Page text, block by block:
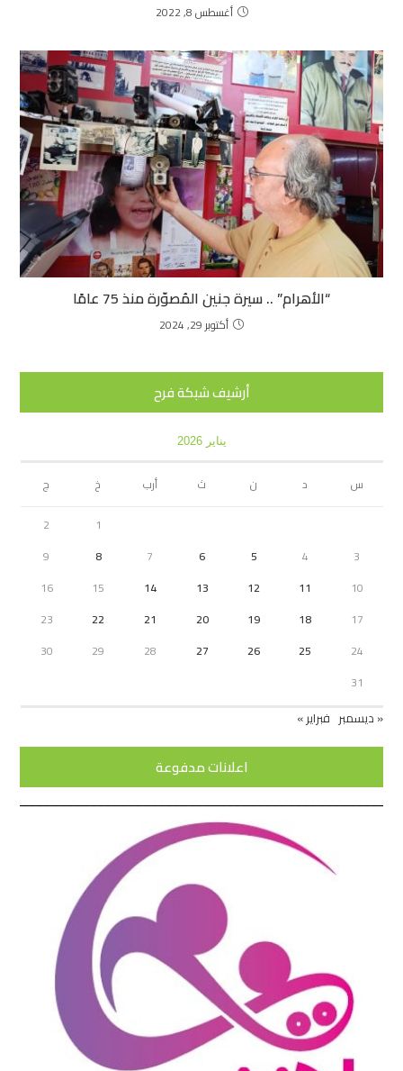
أغسطس 8, 2022
“الأهرام” .. سيرة جنين المُصوّرة منذ 75 عامًا
أكتوبر 29, 2024
أرشيف شبكة فرح
يناير 2026
س د ن ث أرب خ
ج
1
2
3
4
5
6
7
8
9
10
11
12
13
14
15
16
17
18
19
20
21
22
23
24
25
26
27
28
29
30
31
« ديسمبر فبراير »
اعلانات مدفوعة